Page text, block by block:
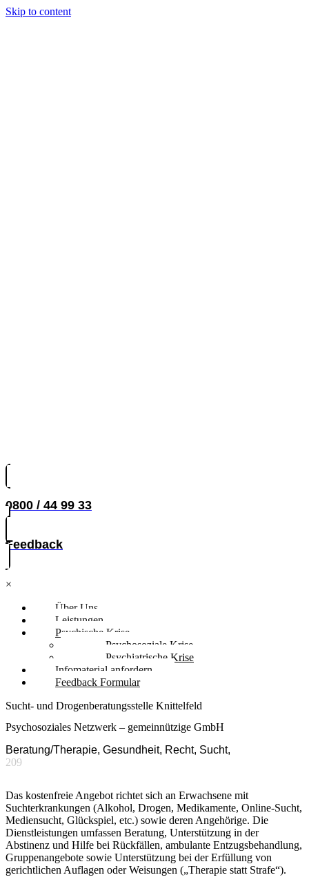
Skip to content
0800 / 44 99 33
Feedback
×
Über Uns
Leistungen
Psychische Krise
Psychosoziale Krise
Psychiatrische Krise
Infomaterial anfordern
Feedback Formular
Sucht- und Drogenberatungsstelle Knittelfeld
Psychosoziales Netzwerk – gemeinnützige GmbH
Beratung/Therapie, Gesundheit, Recht, Sucht,
209
Das kostenfreie Angebot richtet sich an Erwachsene mit
Suchterkrankungen (Alkohol, Drogen, Medikamente, Online-Sucht,
Mediensucht, Glückspiel, etc.) sowie deren Angehörige. Die
Dienstleistungen umfassen Beratung, Unterstützung in der
Abstinenz und Hilfe bei Rückfällen, ambulante Entzugsbehandlung,
Gruppenangebote sowie Unterstützung bei der Erfüllung von
gerichtlichen Auflagen oder Weisungen („Therapie statt Strafe“).